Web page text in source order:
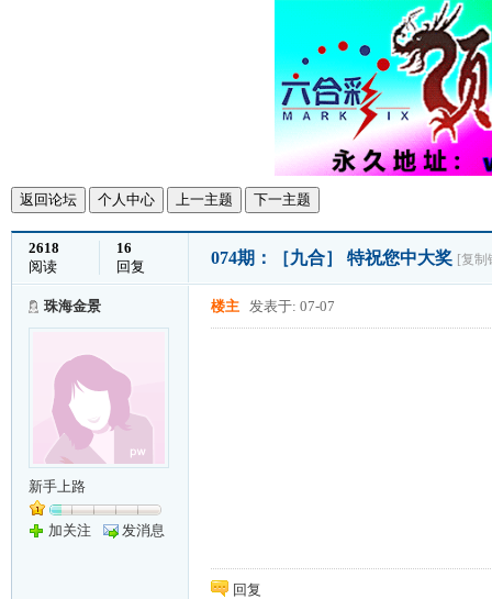
返回论坛 个人中心 上一主题 下一主题
2618
阅读
16
回复
074期：［九合］ 特祝您中大奖 [复制
珠海金景
新手上路
加关注 发消息
楼主 发表于: 07-07
回复